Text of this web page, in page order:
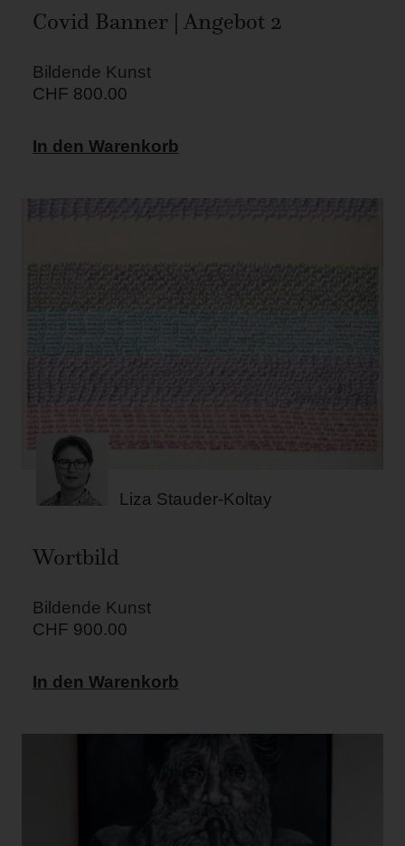
Covid Banner | Angebot 2
Bildende Kunst
CHF 800.00
In den Warenkorb
Liza Stauder-Koltay
Wortbild
Bildende Kunst
CHF 900.00
In den Warenkorb